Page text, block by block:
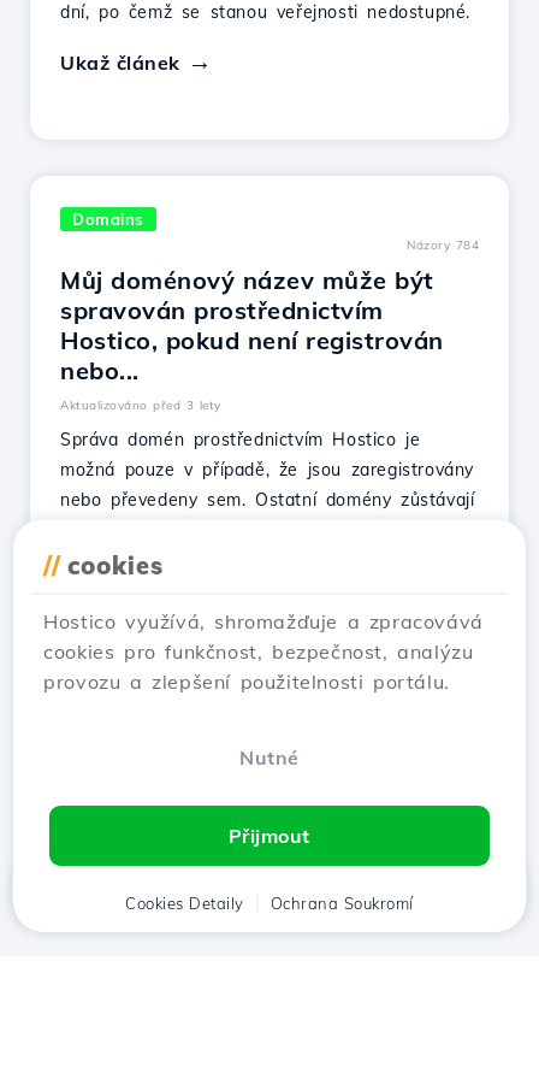
dní, po čemž se stanou veřejnosti nedostupné.
Ukaž článek
Domains
Názory 784
Můj doménový název může být
spravován prostřednictvím
Hostico, pokud není registrován
nebo...
Aktualizováno před 3 lety
Správa domén prostřednictvím Hostico je
možná pouze v případě, že jsou zaregistrovány
nebo převedeny sem. Ostatní domény zůstávají
Ukaž článek
// cookies
Hostico využívá, shromažďuje a zpracovává
cookies pro funkčnost, bezpečnost, analýzu
provozu a zlepšení použitelnosti portálu.
Nutné
Přijmout
Cookies Detaily Ochrana Soukromí
Klient Košík Chat